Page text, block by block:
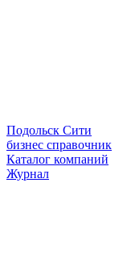
Подольск Сити
бизнес справочник
Каталог компаний
Журнал